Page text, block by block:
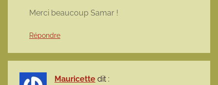
Merci beaucoup Samar !
Répondre
Mauricette dit :